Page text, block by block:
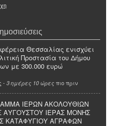
Θεσσαλίας ενισχύει
Προστασία του Δήμου
με 300.000 ευρώ
- 3 ημέρες 10 ώρες πιο πριν
ΙΕΡΩΝ ΑΚΟΛΟΥΘΙΩΝ
ΑΥΓΟΥΣΤΟΥ ΙΕΡΑΣ ΜΟΝΗΣ
ΚΑΤΑΦΥΓΙΟΥ ΑΓΡΑΦΩΝ